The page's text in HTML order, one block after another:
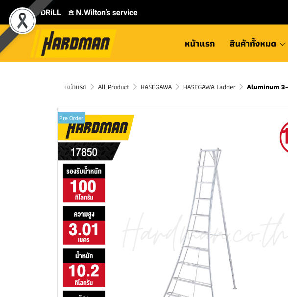
⛾ DRiLL 𖠿 N.Wilton’s service
หน้าแรก สินค้าทั้งหมด
หน้าแรก All Product HASEGAWA HASEGAWA Ladder Aluminum 3-
Pre Order